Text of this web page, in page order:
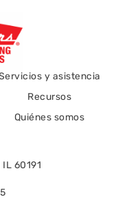
y asistencia
Recursos
Quiénes somos
60191